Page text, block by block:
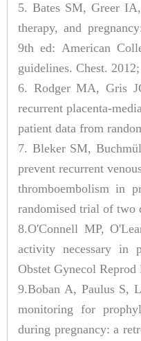
5. Bates SM, Greer
therapy, and
9th ed: American
guidelines. Chest.
6. Rodger MA, Gris
recurrent placenta-
patient data from
7. Bleker SM,
prevent recurrent
thromboembolism in
randomised trial of two
8.O'Connell MP,
activity necessary in
Obstet Gynecol
9.Boban A, Paulus S,
monitoring for
during pregnancy: a